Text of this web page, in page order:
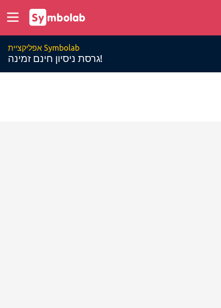
אפליקציית Symbolab
גרסת ניסיון חינם זמינה!